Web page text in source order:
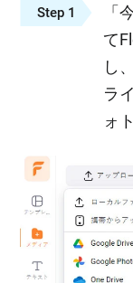
Step 1
「
て
し
ラ
ォ